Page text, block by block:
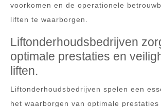
voorkomen en de operationele
liften te waarborgen.
Liftonderhoudsbedrijven
optimale prestaties en
liften.
Liftonderhoudsbedrijven spelen een
het waarborgen van optimale prestaties